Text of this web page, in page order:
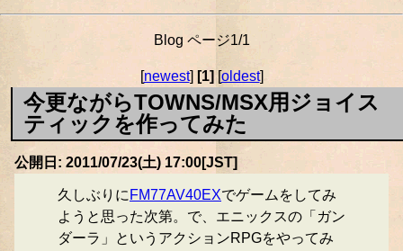
Blog ページ1/1
[newest] [1] [oldest]
今更ながらTOWNS/MSX用ジョイス
ティックを作ってみた
公開日: 2011/07/23(土) 17:00[JST]
久しぶりに FM77AV40EXでゲームをしてみ
ようと思った次第。で、エニックスの「ガン
ダーラ」というアクションRPGをやってみ